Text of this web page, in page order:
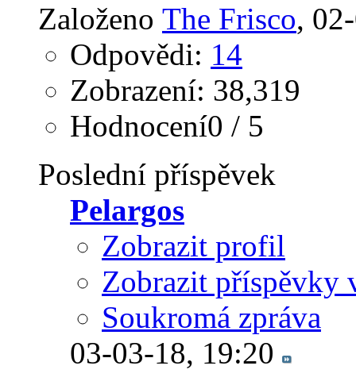
Založeno The Frisco‎,
Odpovědi: 14
Zobrazení: 38,319
Hodnocení0 / 5
Poslední příspěvek
Pelargos
Zobrazit profil
Zobrazit příspěvky
Soukromá zpráva
03-03-18, 19:20